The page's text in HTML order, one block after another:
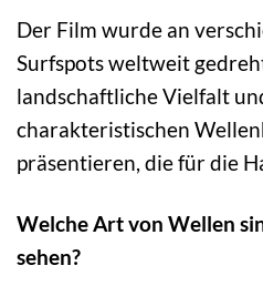
Der Film wurde an
Surfspots weltweit
landschaftliche Vielfalt
charakteristischen
präsentieren, die für die
Welche Art von Wellen
sehen?